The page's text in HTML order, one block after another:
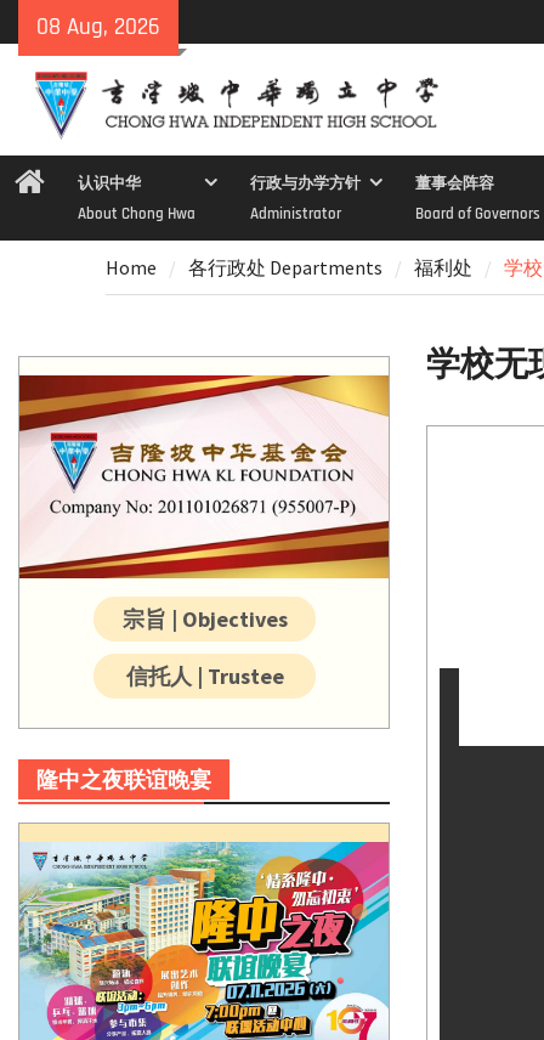
to
content
08 Aug, 2026
Home认识中华
About Chong Hwa
行政与办学方针
Administrator
董事会阵容
Board of Governors
Home 各行政处 Departments 福利处 学
学校无
宗旨 | Objectives
信托人 | Trustee
隆中之夜联谊晚宴